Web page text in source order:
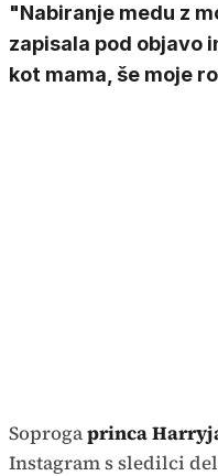
"Nabiranje medu z
zapisala pod objavo
kot mama, še moje
Soprogaprinca
Instagram s sledilci